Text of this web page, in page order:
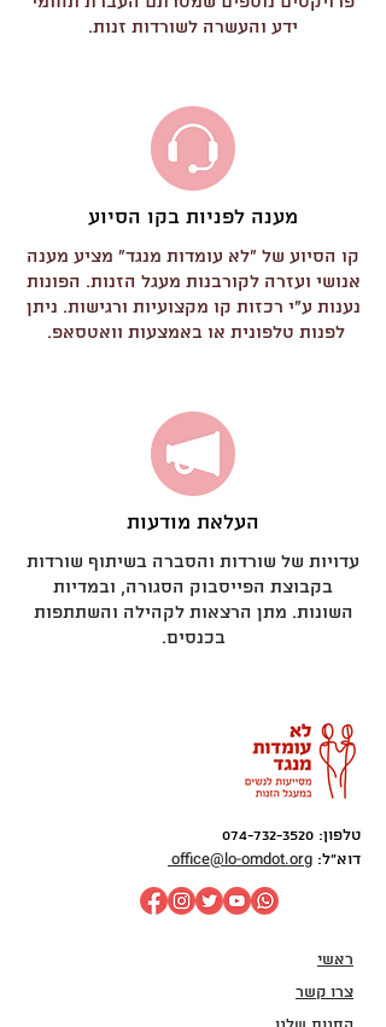
ידע והעשרה לשורדות זנות.
מענה לפניות בקו הסיוע
קו הסיוע של "לא עומדות מנגד" מציע מענה
אנושי ועזרה לקורבנות מעגל הזנות. הפונות
נענות ע"י רכזות קו מקצועיות ורגישות. ניתן
לפנות טלפונית או באמצעות וואטסאפ.
העלאת מודעות
עדויות של שורדות והסברה בשיתוף שורדות
בקבוצת הפייסבוק הסגורה, ובמדיות
השונות. מתן הרצאות לקהילה והשתתפות
בכנסים.
טלפון: 074-732-3520
דוא"ל: office@lo-omdot.org
ראשי
צרו קשר